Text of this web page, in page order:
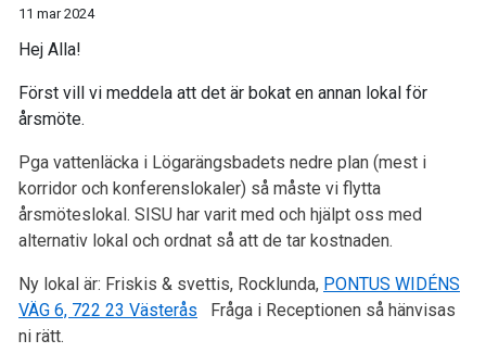
11 mar 2024
Hej Alla!
Först vill vi meddela att det är bokat en annan lokal för
årsmöte.
Pga vattenläcka i Lögarängsbadets nedre plan (mest i
korridor och konferenslokaler) så måste vi flytta
årsmöteslokal. SISU har varit med och hjälpt oss med
alternativ lokal och ordnat så att de tar kostnaden.
Ny lokal är: Friskis & svettis, Rocklunda, PONTUS WIDÉNS
VÄG 6, 722 23 Västerås
Fråga i Receptionen så hänvisas
ni rätt.